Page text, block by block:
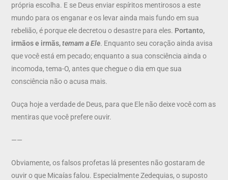
própria escolha. E se Deus enviar espíritos mentirosos a este
mundo para os enganar e os levar ainda mais fundo em sua
rebelião, é porque ele decretou o desastre para eles. Portanto,
irmãos e irmãs,temam a Ele. Enquanto seu coração ainda avisa
que você está em pecado; enquanto a sua consciência ainda o
incomoda, tema-O, antes que chegue o dia em que sua
consciência não o acusa mais.
Ouça hoje a verdade de Deus, para que Ele não deixe você com as
mentiras que você prefere ouvir.
——
Obviamente, os falsos profetas lá presentes não gostaram de
ouvir o que Micaías falou. Especialmente Zedequias, o suposto